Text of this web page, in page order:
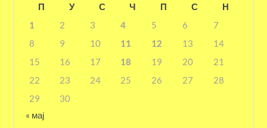
П У С Ч П С
Н
1
2 3 4 5 6
7
8
9 10 11 12 13
14
15
16 17 18 19 20
21
22
23 24 25 26 27
28
29
30
« мај